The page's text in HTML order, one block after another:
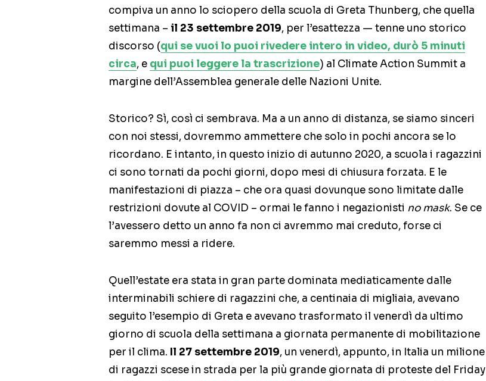
compiva un anno lo sciopero della scuola di Greta Thunberg, che quella
settimana – il 23 settembre 2019, per l’esattezza — tenne uno storico
discorso (qui se vuoi lo puoi rivedere intero in video, durò 5 minuti
circa, e qui puoi leggere la trascrizione) al Climate Action Summit a
margine dell’Assemblea generale delle Nazioni Unite.
Storico? Sì, così ci sembrava. Ma a un anno di distanza, se siamo sinceri
con noi stessi, dovremmo ammettere che solo in pochi ancora se lo
ricordano. E intanto, in questo inizio di autunno 2020, a scuola i ragazzini
ci sono tornati da pochi giorni, dopo mesi di chiusura forzata. E le
manifestazioni di piazza – che ora quasi dovunque sono limitate dalle
restrizioni dovute al COVID – ormai le fanno i negazionisti no mask. Se ce
l’avessero detto un anno fa non ci avremmo mai creduto, forse ci
saremmo messi a ridere.
Quell’estate era stata in gran parte dominata mediaticamente dalle
interminabili schiere di ragazzini che, a centinaia di migliaia, avevano
seguito l’esempio di Greta e avevano trasformato il venerdì da ultimo
giorno di scuola della settimana a giornata permanente di mobilitazione
per il clima. Il 27 settembre 2019, un venerdì, appunto, in Italia un milione
di ragazzi scese in strada per la più grande giornata di proteste del Friday